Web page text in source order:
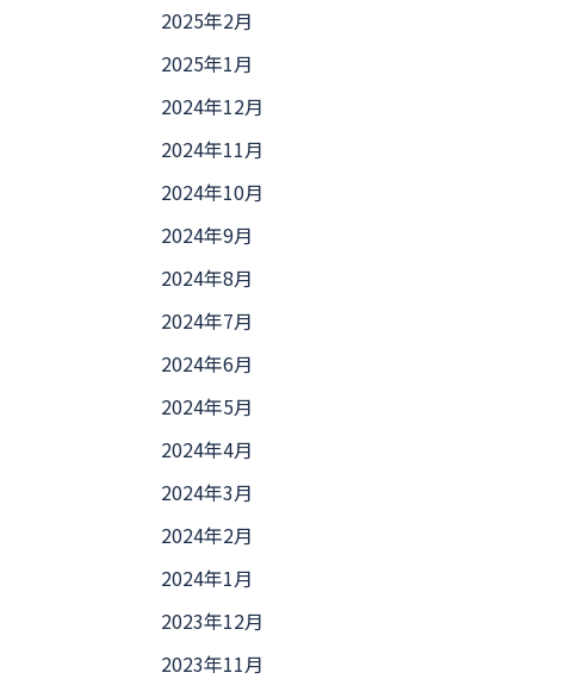
2025年2月
2025年1月
2024年12月
2024年11月
2024年10月
2024年9月
2024年8月
2024年7月
2024年6月
2024年5月
2024年4月
2024年3月
2024年2月
2024年1月
2023年12月
2023年11月